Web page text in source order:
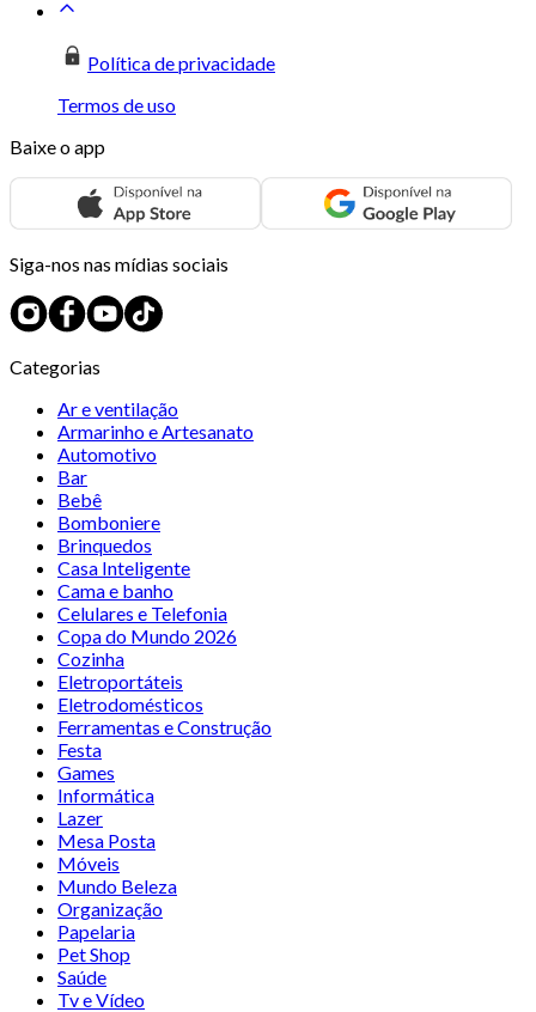
Política de privacidade
Termos de uso
Baixe o app
Siga-nos nas mídias sociais
Categorias
Ar e ventilação
Armarinho e Artesanato
Automotivo
Bar
Bebê
Bomboniere
Brinquedos
Casa Inteligente
Cama e banho
Celulares e Telefonia
Copa do Mundo 2026
Cozinha
Eletroportáteis
Eletrodomésticos
Ferramentas e Construção
Festa
Games
Informática
Lazer
Mesa Posta
Móveis
Mundo Beleza
Organização
Papelaria
Pet Shop
Saúde
Tv e Vídeo